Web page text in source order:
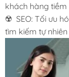
khách hàng tiềm
☢️ SEO: Tối ưu
tìm kiếm tự